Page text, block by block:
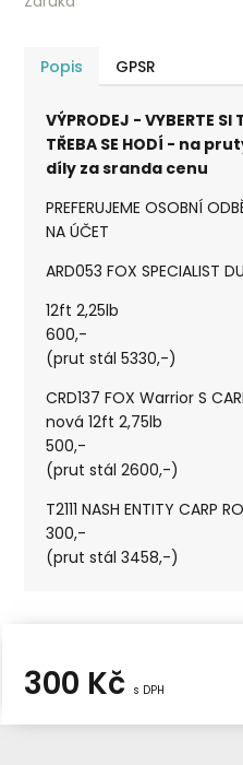
Popis GPSR
VÝPRODEJ - VYBERTE SI
TŘEBA SE HODÍ - na
díly za sranda cenu
PREFERUJEME OSOBNÍ
NA ÚČET
ARD053 FOX SPECIALIST
12ft 2,25lb
600,-
(prut stál 5330,-)
CRD137 FOX Warrior S
nová 12ft 2,75lb
500,-
(prut stál 2600,-)
T2111 NASH ENTITY
300,-
(prut stál 3458,-)
300 Kč s DPH